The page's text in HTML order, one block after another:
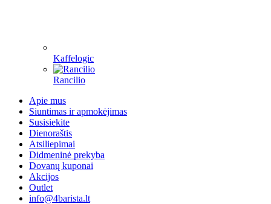
Kaffelogic
Rancilio
Apie mus
Siuntimas ir apmokėjimas
Susisiekite
Dienoraštis
Atsiliepimai
Didmeninė prekyba
Dovanų kuponai
Akcijos
Outlet
info@4barista.lt